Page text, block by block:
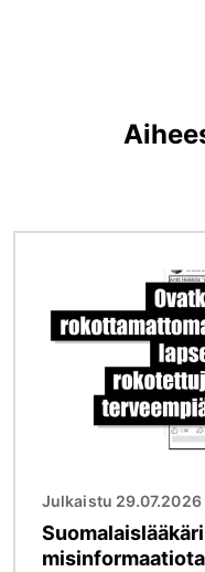
Julkaistu 29.07.2026